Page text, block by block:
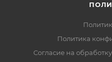
Политика
Согласие на